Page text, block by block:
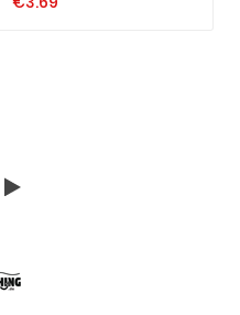
6 STÜCK